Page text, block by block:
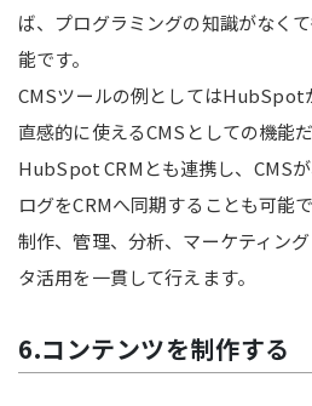
ば、プログラミングの知識がなく
能です。
CMSツールの例としてはHubSpot
直感的に使えるCMSとしての機能
HubSpot CRMとも連携し、CMS
ログをCRMへ同期することも可能
制作、管理、分析、マーケティン
タ活用を一貫して行えます。
6.コンテンツを制作する